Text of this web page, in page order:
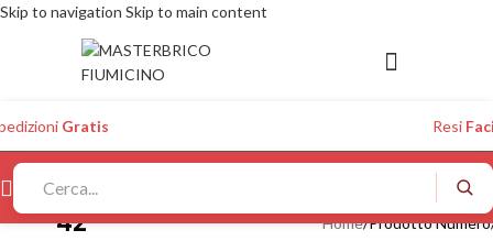
Skip to navigation Skip to main content
Gratis Resi
42 Home/Prodotto Numero